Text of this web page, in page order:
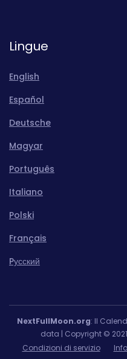
Lingue
English
Español
Deutsche
Magyar
Português
Italiano
Polski
Français
Pусский
NextFullMoon.org: Il
data | Copyright ©
Condizioni di servizio